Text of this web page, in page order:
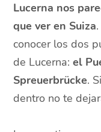
Lucerna nos
que ver en Suiza
conocer los dos
de Lucerna:el
Spreuerbrücke.
dentro no te